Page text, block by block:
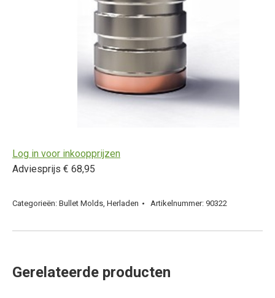
Log in voor inkoopprijzen
Adviesprijs € 68,95
Categorieën: Bullet Molds, Herladen Artikelnummer: 90322
Gerelateerde producten